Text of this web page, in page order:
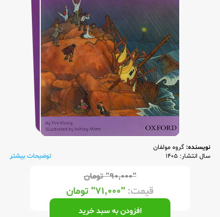
نویسنده: گروه مولفان
سال انتشار: 1405
توضیحات بیشتر
"۹۰,۰۰۰" تومان
قیمت: "۷۱,۰۰۰" تومان
افزودن به سبد خرید